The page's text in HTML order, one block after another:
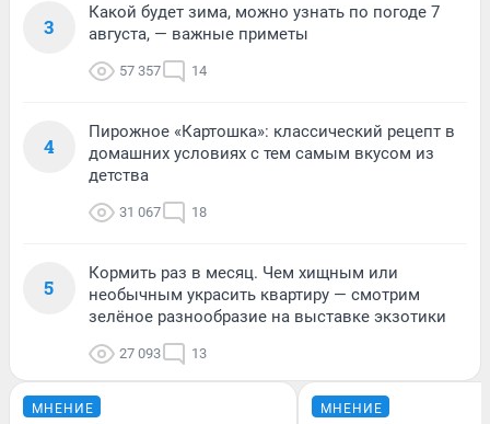
3
Какой будет зима, можно узнать по погоде 7
августа, — важные приметы
57 357 14
4
Пирожное «Картошка»: классический рецепт в
домашних условиях с тем самым вкусом из
детства
31 067 18
5
Кормить раз в месяц. Чем хищным или
необычным украсить квартиру — смотрим
зелёное разнообразие на выставке экзотики
27 093 13
МНЕНИЕ МНЕНИЕ